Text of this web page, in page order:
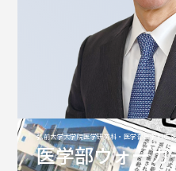
弘前大学大学院医学研究科・医学部医学科広
医学部ウォーカ